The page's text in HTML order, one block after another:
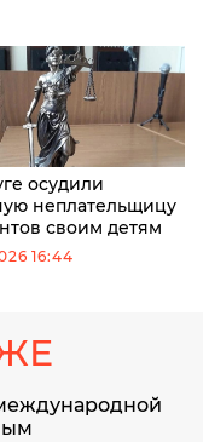
осудили
неплательщицу
своим детям
16:44